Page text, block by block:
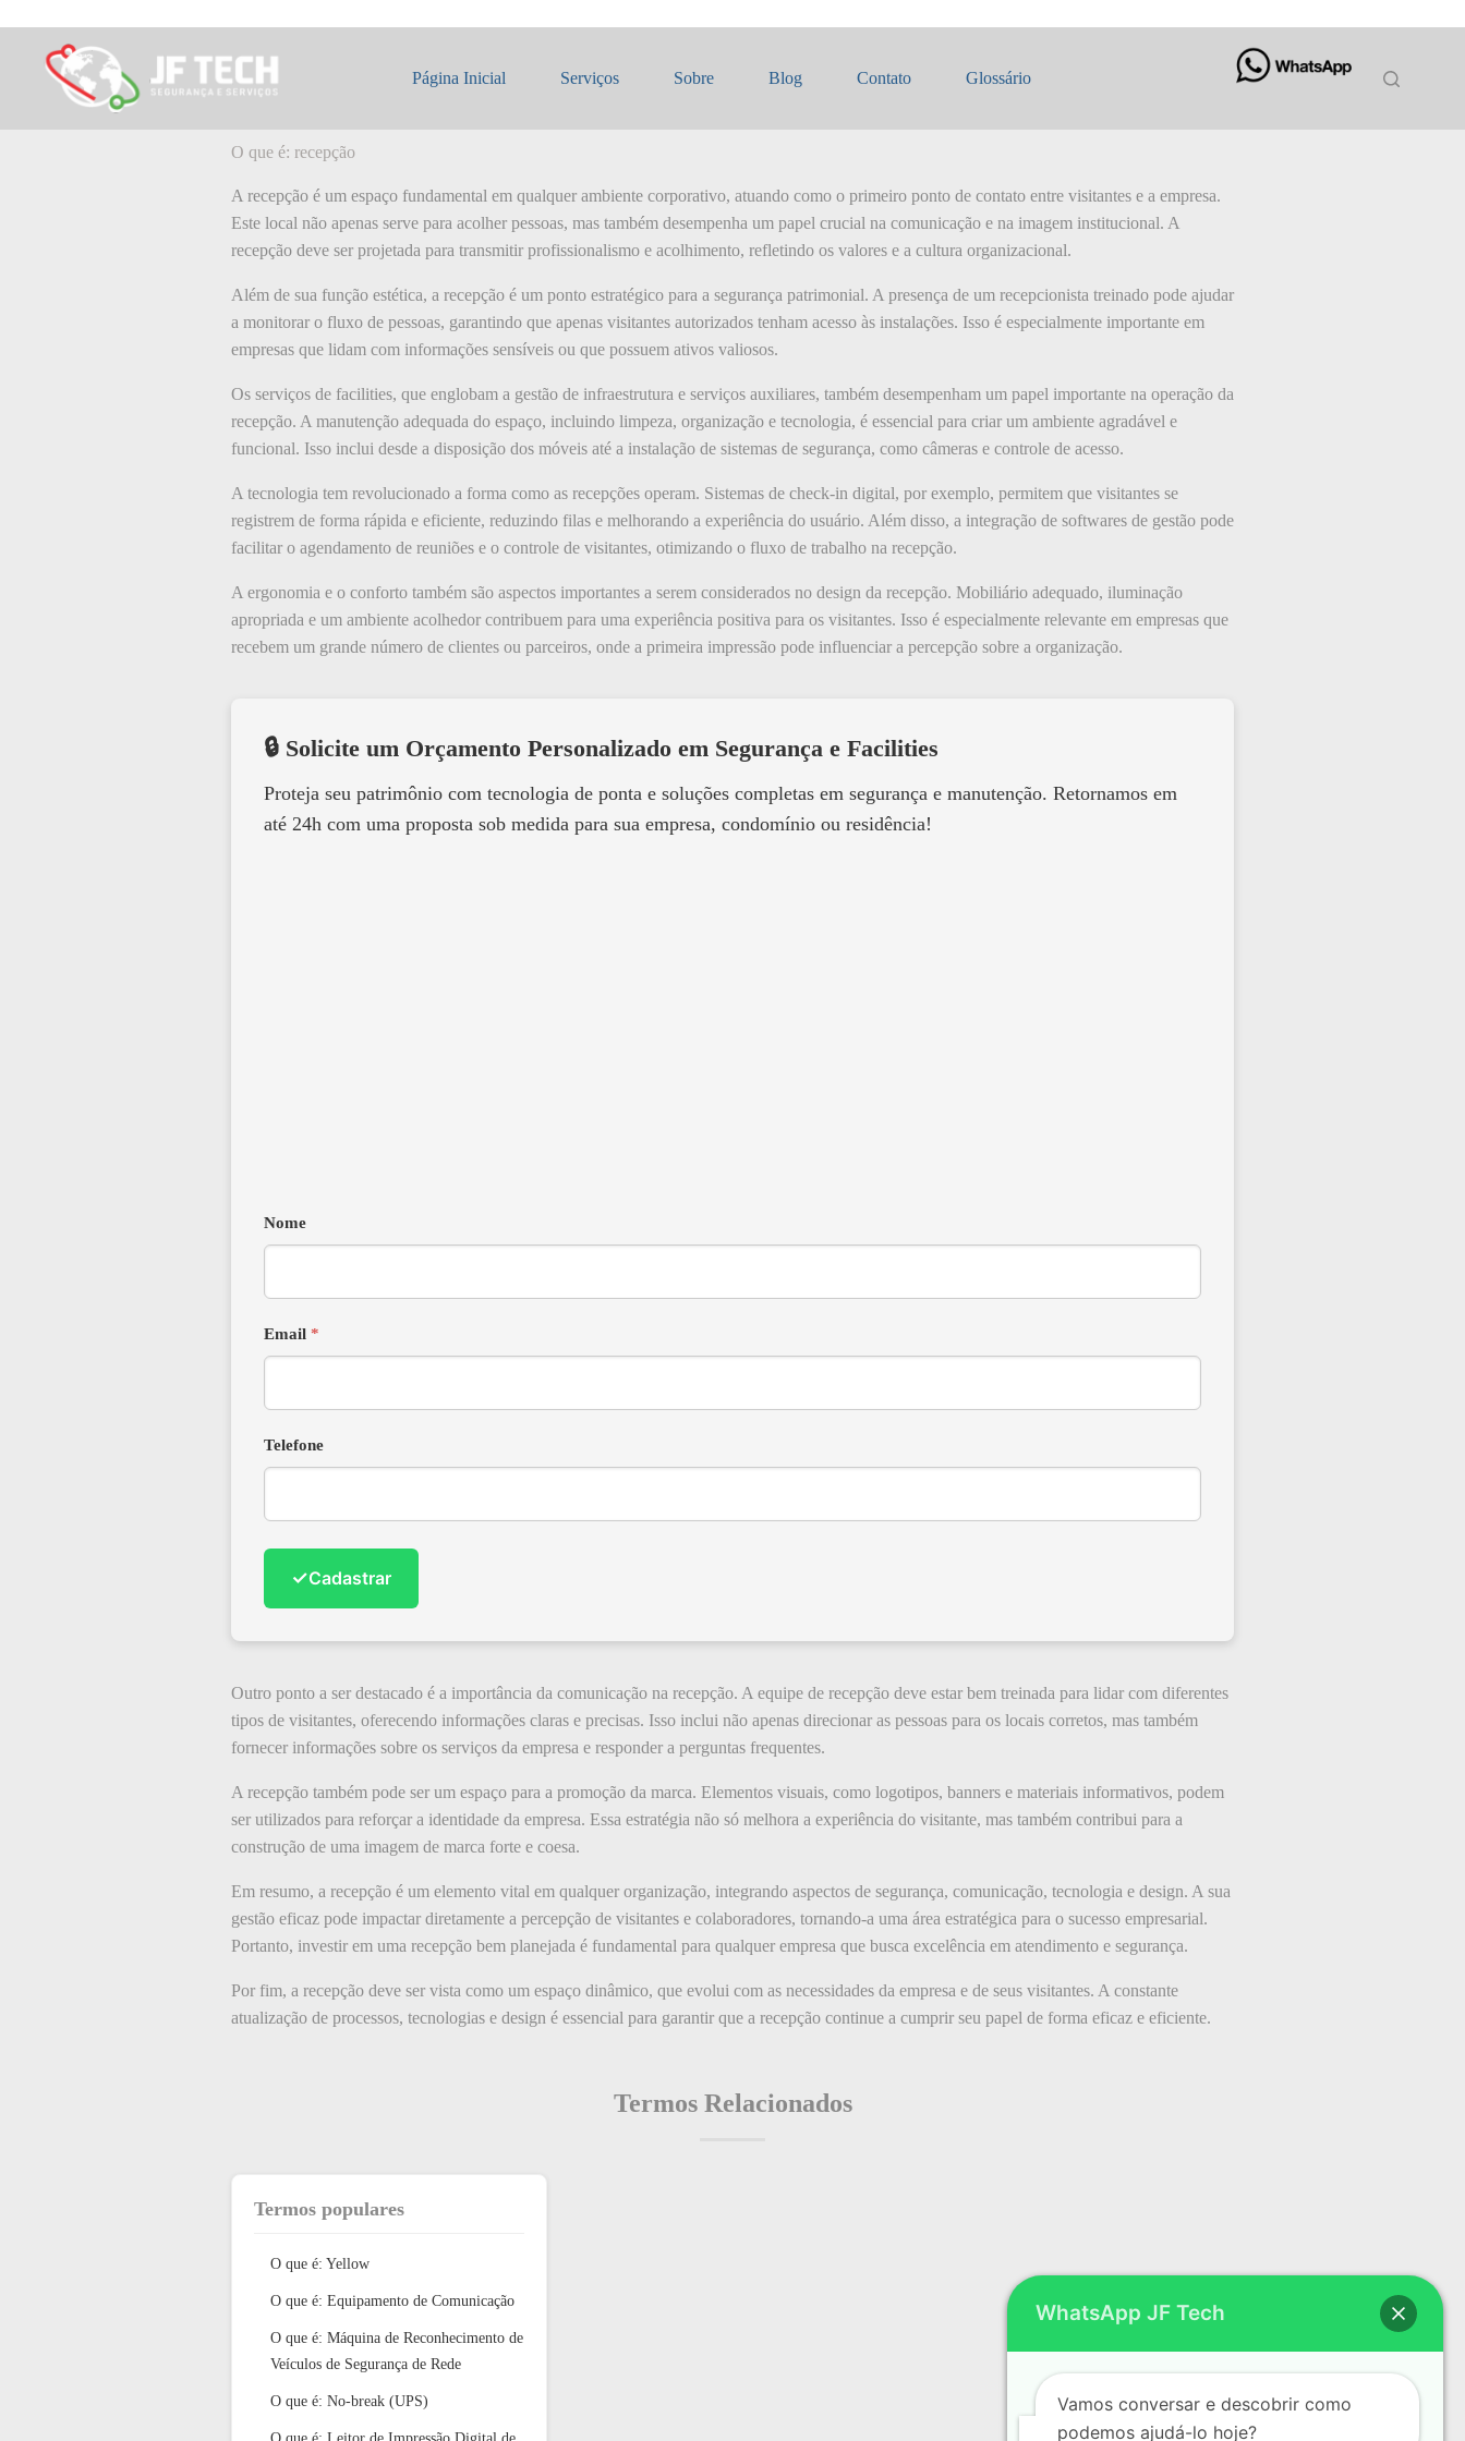
para
conteúdo
Página Inicial Serviços Sobre Blog Contato Glossário
O que é: recepção
O que é: recepção
A recepção é um espaço fundamental em qualquer ambiente corporativo, atuando como o primeiro ponto de contato entre visitantes e a empresa.
Este local não apenas serve para acolher pessoas, mas também desempenha um papel crucial na comunicação e na imagem institucional. A
recepção deve ser projetada para transmitir profissionalismo e acolhimento, refletindo os valores e a cultura organizacional.
Além de sua função estética, a recepção é um ponto estratégico para a segurança patrimonial. A presença de um recepcionista treinado pode ajudar
a monitorar o fluxo de pessoas, garantindo que apenas visitantes autorizados tenham acesso às instalações. Isso é especialmente importante em
empresas que lidam com informações sensíveis ou que possuem ativos valiosos.
Os serviços de facilities, que englobam a gestão de infraestrutura e serviços auxiliares, também desempenham um papel importante na operação da
recepção. A manutenção adequada do espaço, incluindo limpeza, organização e tecnologia, é essencial para criar um ambiente agradável e
funcional. Isso inclui desde a disposição dos móveis até a instalação de sistemas de segurança, como câmeras e controle de acesso.
A tecnologia tem revolucionado a forma como as recepções operam. Sistemas de check-in digital, por exemplo, permitem que visitantes se
registrem de forma rápida e eficiente, reduzindo filas e melhorando a experiência do usuário. Além disso, a integração de softwares de gestão pode
facilitar o agendamento de reuniões e o controle de visitantes, otimizando o fluxo de trabalho na recepção.
A ergonomia e o conforto também são aspectos importantes a serem considerados no design da recepção. Mobiliário adequado, iluminação
apropriada e um ambiente acolhedor contribuem para uma experiência positiva para os visitantes. Isso é especialmente relevante em empresas que
recebem um grande número de clientes ou parceiros, onde a primeira impressão pode influenciar a percepção sobre a organização.
🔒 Solicite um Orçamento Personalizado em Segurança e Facilities
Proteja seu patrimônio com tecnologia de ponta e soluções completas em segurança e manutenção. Retornamos em
até 24h com uma proposta sob medida para sua empresa, condomínio ou residência!
Nome
Email *
Telefone
✓Cadastrar
Outro ponto a ser destacado é a importância da comunicação na recepção. A equipe de recepção deve estar bem treinada para lidar com diferentes
tipos de visitantes, oferecendo informações claras e precisas. Isso inclui não apenas direcionar as pessoas para os locais corretos, mas também
fornecer informações sobre os serviços da empresa e responder a perguntas frequentes.
A recepção também pode ser um espaço para a promoção da marca. Elementos visuais, como logotipos, banners e materiais informativos, podem
ser utilizados para reforçar a identidade da empresa. Essa estratégia não só melhora a experiência do visitante, mas também contribui para a
construção de uma imagem de marca forte e coesa.
Em resumo, a recepção é um elemento vital em qualquer organização, integrando aspectos de segurança, comunicação, tecnologia e design. A sua
gestão eficaz pode impactar diretamente a percepção de visitantes e colaboradores, tornando-a uma área estratégica para o sucesso empresarial.
Portanto, investir em uma recepção bem planejada é fundamental para qualquer empresa que busca excelência em atendimento e segurança.
Por fim, a recepção deve ser vista como um espaço dinâmico, que evolui com as necessidades da empresa e de seus visitantes. A constante
atualização de processos, tecnologias e design é essencial para garantir que a recepção continue a cumprir seu papel de forma eficaz e eficiente.
Termos Relacionados
Termos populares
O que é: Yellow
O que é: Equipamento de Comunicação
O que é: Máquina de Reconhecimento de
Veículos de Segurança de Rede
O que é: No-break (UPS)
WhatsApp JF Tech
Vamos conversar e descobrir como
podemos ajudá-lo hoje?